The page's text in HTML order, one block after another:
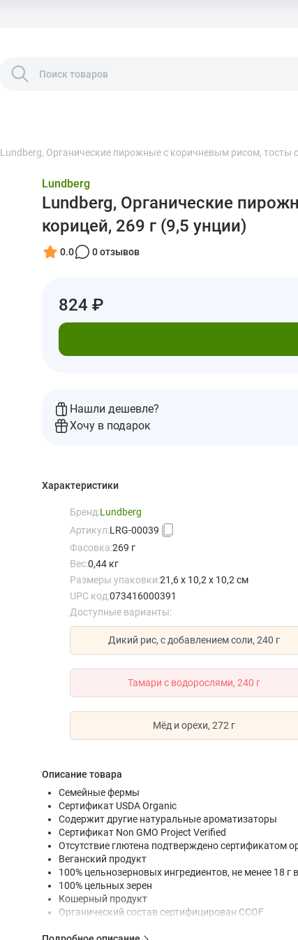
Lundberg, Органические пирожные с коричневым рисом, тосты
Lundberg
Lundberg, Органические
корицей, 269 г (9,5 унции)
0.0 0 отзывов
824 ₽
Нашли дешевле?
Хочу в подарок
Характеристики
Бренд:Lundberg
Артикул:LRG-00039
Фасовка:269 г
Вес:0,44 кг
Размеры упаковки:21,6 x 10,2 x 10,2 см
UPC код:073416000391
Доступные варианты:
Дикий рис, с добавлением соли, 240 г
Тамари с водорослями, 240 г
Мёд и орехи, 272 г
Описание товара
Семейные фермы
Сертификат USDA Organic
Содержит другие натуральные ароматизаторы
Сертификат Non GMO Project Verified
Отсутствие глютена подтверждено сертификатом
Веганский продукт
100% цельнозерновых ингредиентов, не менее 18 г
100% цельных зерен
Кошерный продукт
Органический состав сертифицирован CCOF